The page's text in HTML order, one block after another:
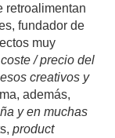
retroalimentan
fundador de
muy
/ precio del
creativos y
además,
y en muchas
product